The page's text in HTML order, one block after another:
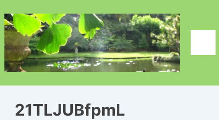
Zum
Inhalt
21TLJUBfpmL